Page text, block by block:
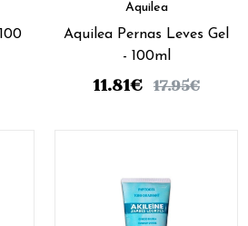
Aquilea
Aquilea Pernas Leves Gel
- 100ml
11.81€ 17.95€